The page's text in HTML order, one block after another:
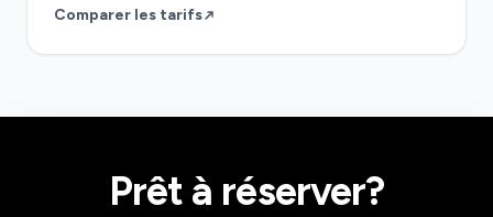
Comparer les tarifs
Prêt à réserver?